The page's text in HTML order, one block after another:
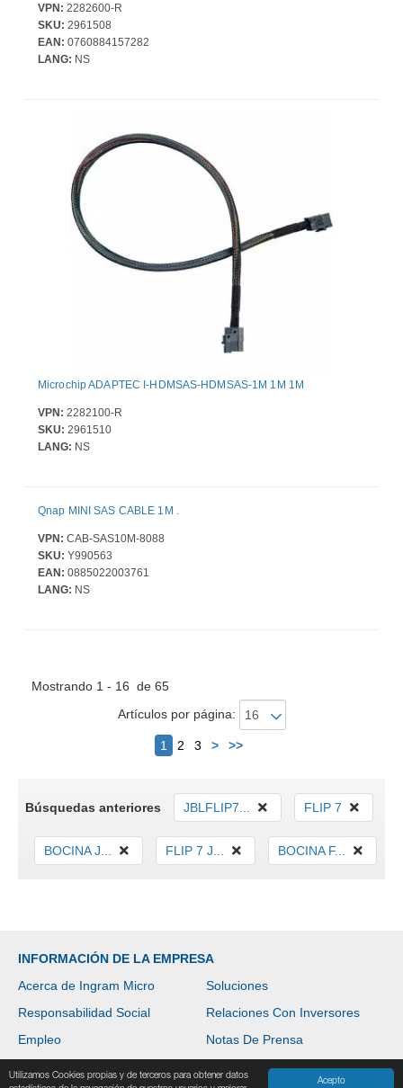
Acepto
Utilizamos Cookies propias y de terceros para obtener datos
VPN: 2282600-R
SKU: 2961508
EAN: 0760884157282
LANG: NS
Microchip ADAPTEC I-HDMSAS-HDMSAS-1M 1M 1M
VPN: 2282100-R
SKU: 2961510
LANG: NS
Qnap MINI SAS CABLE 1M .
VPN: CAB-SAS10M-8088
SKU: Y990563
EAN: 0885022003761
LANG: NS
Mostrando 1 - 16 de 65
Artículos por página:
1 2 3 > >>Siguiente
Búsquedas anteriores JBLFLIP7... FLIP 7
BOCINA J... FLIP 7 J... BOCINA F...
INFORMACIÓN DE LA EMPRESA
Acerca de Ingram Micro
Soluciones
Responsabilidad Social
Relaciones Con Inversores
Empleo
Notas De Prensa
TIENDA INGRAM MICRO